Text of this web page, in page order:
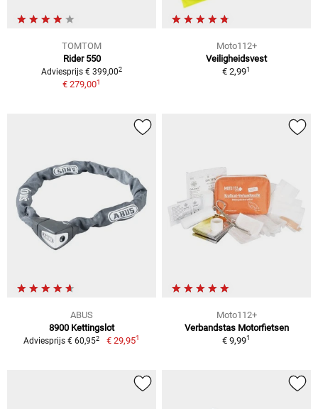
TOMTOM
Rider 550
Adviesprijs € 399,002
€ 279,001
Moto112+
Veiligheidsvest
€ 2,991
ABUS
8900 Kettingslot
Adviesprijs € 60,952 € 29,951
Moto112+
Verbandstas Motorfietsen
€ 9,991